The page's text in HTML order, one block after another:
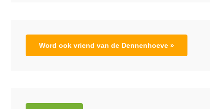
Word ook vriend van de Dennenhoeve »